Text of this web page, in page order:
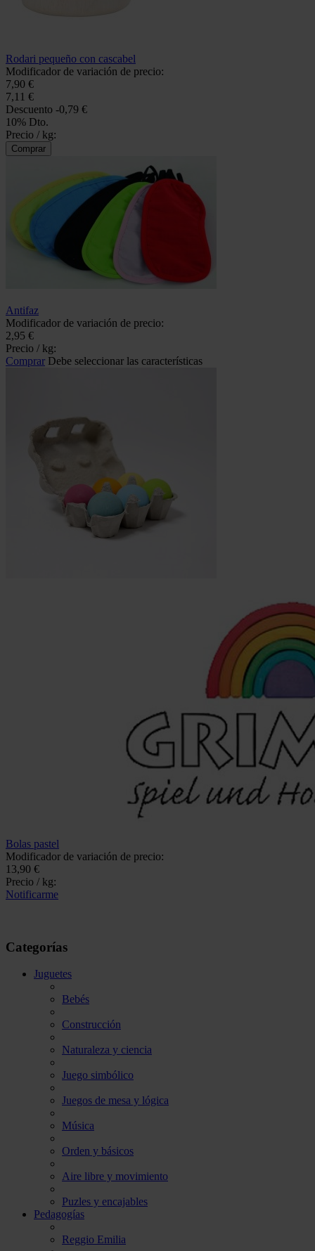
Rodari pequeño con cascabel
Modificador de variación de precio:
7,90 €
7,11 €
Descuento -0,79 €
10% Dto.
Precio / kg:
Antifaz
Modificador de variación de precio:
2,95 €
Precio / kg:
Comprar Debe seleccionar las características
Bolas pastel
Modificador de variación de precio:
13,90 €
Precio / kg:
Notificarme
Categorías
Juguetes
Bebés
Construcción
Naturaleza y ciencia
Juego simbólico
Juegos de mesa y lógica
Música
Orden y básicos
Aire libre y movimiento
Puzles y encajables
Pedagogías
Reggio Emilia